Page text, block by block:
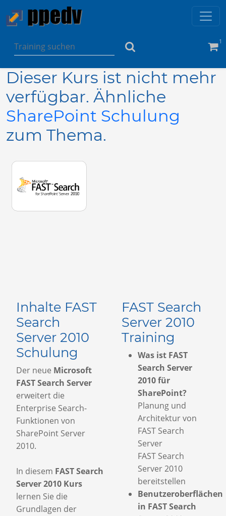
1
Dieser Kurs ist nicht mehr
verfügbar. Ähnliche
SharePoint Schulung
zum Thema.
Inhalte FAST
Search
Server 2010
Schulung
Der neue Microsoft
FAST Search Server
erweitert die
Enterprise Search-
Funktionen von
SharePoint Server
2010.
In diesem FAST Search
Server 2010 Kurs
lernen Sie die
Grundlagen der
FAST Search
Server 2010
Training
Was ist FAST
Search Server
2010 für
SharePoint?
Planung und
Architektur von
FAST Search
Server
FAST Search
Server 2010
bereitstellen
Benutzeroberflächen
in FAST Search